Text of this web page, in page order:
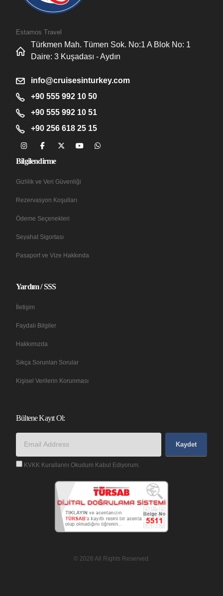
Estamos Travel
Türkmen Mah. Tümen Sok. No:1 A Blok No: 1
Daire: 3 Kuşadası - Aydın
info@cruisesinturkey.com
+90 555 992 10 50
+90 555 992 10 51
+90 256 618 25 15
Bilgilendirme
Gizlilik ve Veri Güvenliği
Rezervasyon Koşulları
Ödeme Seçenekleri
Seyahat Sigortası
Pasaport ve Vize Hakkında
Yardım / SSS
İletişim
Faydalı Bilgiler
Hakkımızda
Sıkça Sorunlan Sorular
Kişisel Verilerin Korunması
Bültene Kayıt Ol:
Kaydet
KVKK Kurallarını Okudum Kabul Ediyorum.
© 2026 All Rights Reserved.